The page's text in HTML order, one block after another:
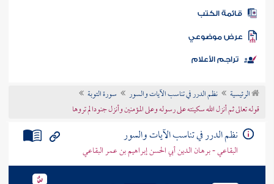
المكتبة
الكتب
موضوعي
تراجم الأعلام
الرئيسية نظم الدرر في تناسب الآيات والسور
سورة التوبة
قوله تعالى ثم أنزل الله سكينته على رسوله وعلى المؤمنين وأنزل جنودا لم تروها
نظم الدرر في تناسب الآيات والسور
البقاعي - برهان الدين أبي الحسن إبراهيم بن عمر البقاعي